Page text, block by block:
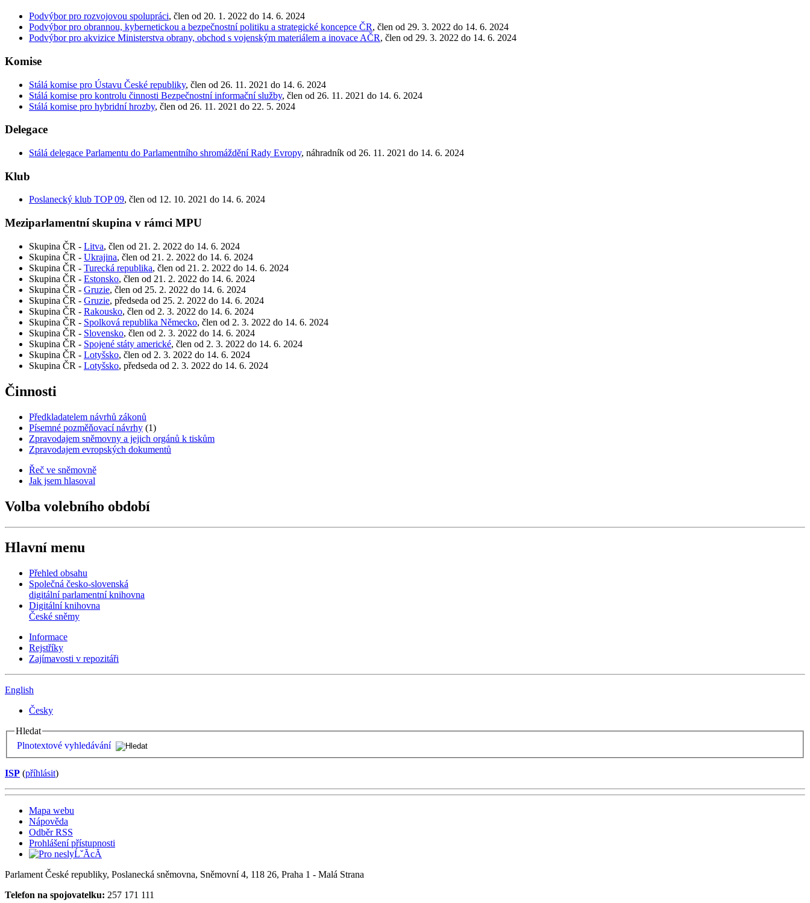
Podvýbor pro rozvojovou spolupráci, člen od 20. 1. 2022 do 14. 6. 2024
Podvýbor pro obrannou, kybernetickou a bezpečnostní politiku a strategické koncepce ČR, člen od 29. 3. 2022 do 14. 6. 2024
Podvýbor pro akvizice Ministerstva obrany, obchod s vojenským materiálem a inovace AČR, člen od 29. 3. 2022 do 14. 6. 2024
Komise
Stálá komise pro Ústavu České republiky, člen od 26. 11. 2021 do 14. 6. 2024
Stálá komise pro kontrolu činnosti Bezpečnostní informační služby, člen od 26. 11. 2021 do 14. 6. 2024
Stálá komise pro hybridní hrozby, člen od 26. 11. 2021 do 22. 5. 2024
Delegace
Stálá delegace Parlamentu do Parlamentního shromáždění Rady Evropy, náhradník od 26. 11. 2021 do 14. 6. 2024
Klub
Poslanecký klub TOP 09, člen od 12. 10. 2021 do 14. 6. 2024
Meziparlamentní skupina v rámci MPU
Skupina ČR - Litva, člen od 21. 2. 2022 do 14. 6. 2024
Skupina ČR - Ukrajina, člen od 21. 2. 2022 do 14. 6. 2024
Skupina ČR - Turecká republika, člen od 21. 2. 2022 do 14. 6. 2024
Skupina ČR - Estonsko, člen od 21. 2. 2022 do 14. 6. 2024
Skupina ČR - Gruzie, člen od 25. 2. 2022 do 14. 6. 2024
Skupina ČR - Gruzie, předseda od 25. 2. 2022 do 14. 6. 2024
Skupina ČR - Rakousko, člen od 2. 3. 2022 do 14. 6. 2024
Skupina ČR - Spolková republika Německo, člen od 2. 3. 2022 do 14. 6. 2024
Skupina ČR - Slovensko, člen od 2. 3. 2022 do 14. 6. 2024
Skupina ČR - Spojené státy americké, člen od 2. 3. 2022 do 14. 6. 2024
Skupina ČR - Lotyšsko, člen od 2. 3. 2022 do 14. 6. 2024
Skupina ČR - Lotyšsko, předseda od 2. 3. 2022 do 14. 6. 2024
Činnosti
Předkladatelem návrhů zákonů
Písemné pozměňovací návrhy (1)
Zpravodajem sněmovny a jejich orgánů k tiskům
Zpravodajem evropských dokumentů
Řeč ve sněmovně
Jak jsem hlasoval
Volba volebního období
Hlavní menu
Přehled obsahu
Společná česko-slovenská
digitální parlamentní knihovna
Digitální knihovna
České sněmy
Informace
Rejstříky
Zajímavosti v repozitáři
English
Česky
Hledat
Plnotextové vyhledávání
ISP (příhlásit)
Mapa webu
Nápověda
Odběr RSS
Prohlášení přístupnosti
Parlament České republiky, Poslanecká sněmovna, Sněmovní 4, 118 26, Praha 1 - Malá Strana
Telefon na spojovatelku: 257 171 111